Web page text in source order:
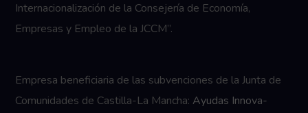
Internacionalización de la Consejería de Economía,
Empresas y Empleo de la JCCM”.
Empresa beneficiaria de las subvenciones de la Junta de
Comunidades de Castilla-La Mancha:Ayudas Innova-